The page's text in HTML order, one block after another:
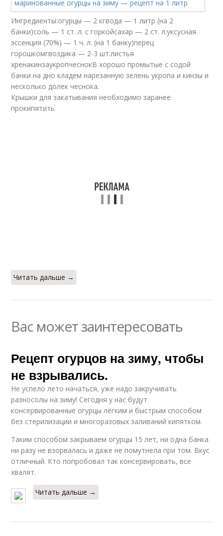
Ингредиенты:огурцы — 2 кгвода — 1 литр (на 2
банки)соль — 1 ст. л. с горкойсахар — 2 ст. л.уксусная
эссенция (70%) — 1 ч. л. (на 1 банку)перец
горошкомгвоздика — 2-3 шт.листья
хренакинзаукропчеснокВ хорошо промытые с содой
банки на дно кладем нарезанную зелень укропа и кинзы и
несколько долек чеснока.
Крышки для закатывания необходимо заранее
прокипятить
Читать дальше →
Вас может заинтересовать
Рецепт огурцов на зиму, чтобы
не взрывались.
Не успело лето начаться, уже надо закручивать
разносолы на зиму! Сегодня у нас будут
консервированные огурцы лёгким и быстрым способом
без стерилизации и многоразовых заливаний кипятком.
Таким способом закрываем огурцы 15 лет, ни одна банка
ни разу не взорвалась и даже не помутнела при том. Вкус
отличный. Кто попробовал так консервировать, все
хвалят.
Читать дальше →